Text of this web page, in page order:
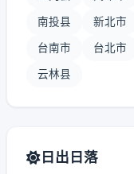
南投县 新北市
台南市 台北市
云林县
日出日落